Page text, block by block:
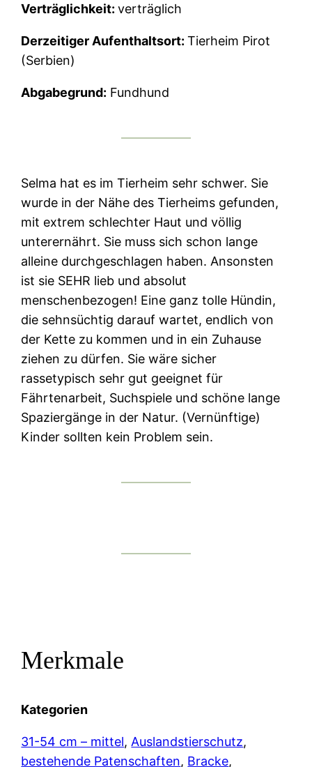
Verträglichkeit:verträglich
Derzeitiger Aufenthaltsort:Tierheim Pirot
(Serbien)
Abgabegrund: Fundhund
Selma hat es im Tierheim sehr schwer. Sie
wurde in der Nähe des Tierheims gefunden,
mit extrem schlechter Haut und völlig
unterernährt. Sie muss sich schon lange
alleine durchgeschlagen haben. Ansonsten
ist sie SEHR lieb und absolut
menschenbezogen! Eine ganz tolle Hündin,
die sehnsüchtig darauf wartet, endlich von
der Kette zu kommen und in ein Zuhause
ziehen zu dürfen. Sie wäre sicher
rassetypisch sehr gut geeignet für
Fährtenarbeit, Suchspiele und schöne lange
Spaziergänge in der Natur. (Vernünftige)
Kinder sollten kein Problem sein.
Merkmale
Kategorien
31-54 cm – mittel, Auslandstierschutz
bestehende Patenschaften, Bracke